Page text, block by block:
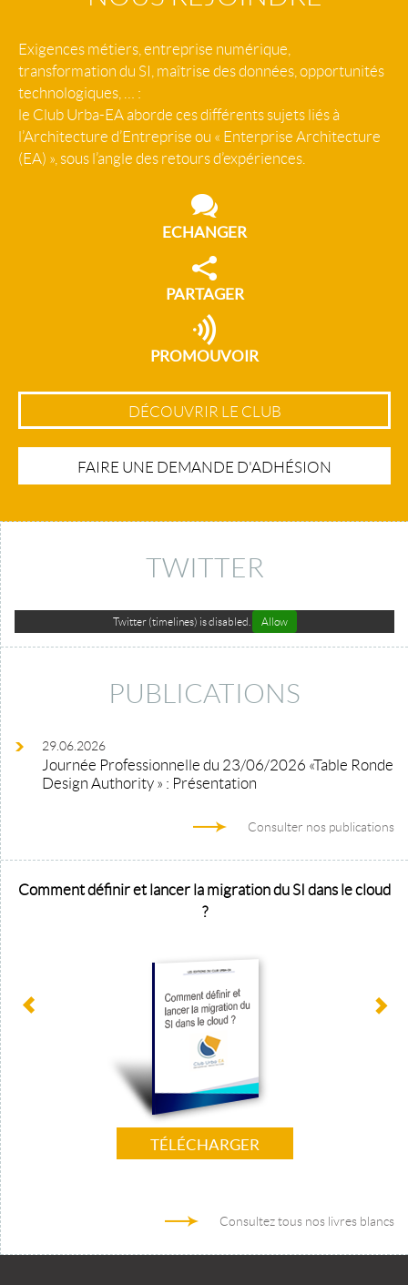
Exigences métiers, entreprise numérique,
transformation du SI, maîtrise des données, opportunités
technologiques, … :
le Club Urba-EA aborde ces différents sujets liés à
l’Architecture d’Entreprise ou « Enterprise Architecture
(EA) », sous l’angle des retours d’expériences.
ECHANGER
PARTAGER
PROMOUVOIR
DÉCOUVRIR LE CLUB
FAIRE UNE DEMANDE D'ADHÉSION
TWITTER
Twitter (timelines) is disabled. Allow
PUBLICATIONS
29.06.2026
Journée Professionnelle du 23/06/2026 «Table Ronde
Design Authority » : Présentation
Consulter nos publications
Comment définir et lancer la migration du SI dans le cloud
?
TÉLÉCHARGER
Consultez tous nos livres blancs